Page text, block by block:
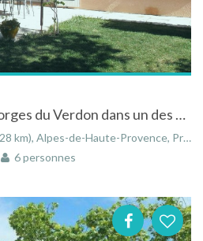
Gîtes aux portes des gorges du Verdon dans un des plus beaux village de France
Haute-Provence, Provence-Alpes-Côte d'Azur, France
6 personnes